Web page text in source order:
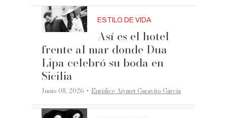
ESTILO DE VIDA
Así es el hotel
frente al mar donde Dua
Lipa celebró su boda en
Sicilia
Junio 08, 2026 ·Eurídice Aiymet Garavito García